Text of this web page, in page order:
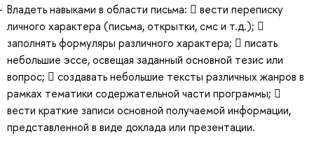
Владеть навыками в области письма:  вести переписку
личного характера (письма, открытки, смс и т.д.); 
заполнять формуляры различного характера;  писать
небольшие эссе, освещая заданный основной тезис или
вопрос;  создавать небольшие тексты различных жанров в
рамках тематики содержательной части программы; 
вести краткие записи основной получаемой информации,
представленной в виде доклада или презентации.